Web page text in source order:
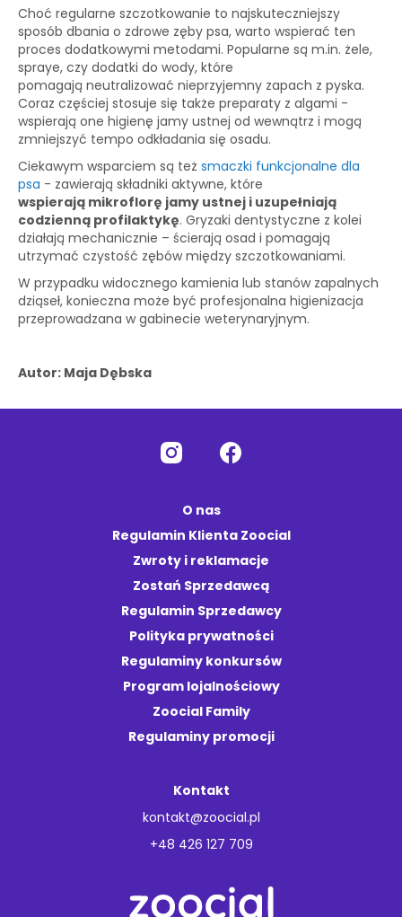
Choć regularne szczotkowanie to najskuteczniejszy
sposób dbania o zdrowe zęby psa, warto wspierać ten
proces dodatkowymi metodami. Popularne są m.in. żele,
spraye, czy dodatki do wody, które
pomagają neutralizować nieprzyjemny zapach z pyska.
Coraz częściej stosuje się także preparaty z algami -
wspierają one higienę jamy ustnej od wewnątrz i mogą
zmniejszyć tempo odkładania się osadu.
Ciekawym wsparciem są też smaczki funkcjonalne dla
psa - zawierają składniki aktywne, które
wspierają mikroflorę jamy ustnej i uzupełniają
codzienną profilaktykę. Gryzaki dentystyczne z kolei
działają mechanicznie – ścierają osad i pomagają
utrzymać czystość zębów między szczotkowaniami.
W przypadku widocznego kamienia lub stanów zapalnych
dziąseł, konieczna może być profesjonalna higienizacja
przeprowadzana w gabinecie weterynaryjnym.
Autor: Maja Dębska
O nas
Regulamin Klienta Zoocial
Zwroty i reklamacje
Zostań Sprzedawcą
Regulamin Sprzedawcy
Polityka prywatności
Regulaminy konkursów
Program lojalnościowy
Zoocial Family
Regulaminy promocji
Kontakt
kontakt@zoocial.pl
+48 426 127 709